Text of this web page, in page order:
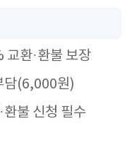
교환·환불 보장
담(6,000원)
환불 신청 필수